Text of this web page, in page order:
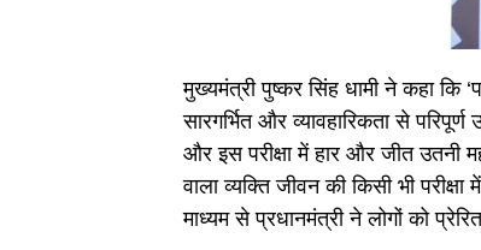
मुख्यमंत्री पुष्कर सिंह धामी ने कहा कि
सारगर्भित और व्यावहारिकता से
और इस परीक्षा में हार और जीत उतनी
वाला व्यक्ति जीवन की किसी भी
माध्यम से प्रधानमंत्री ने लोगों को